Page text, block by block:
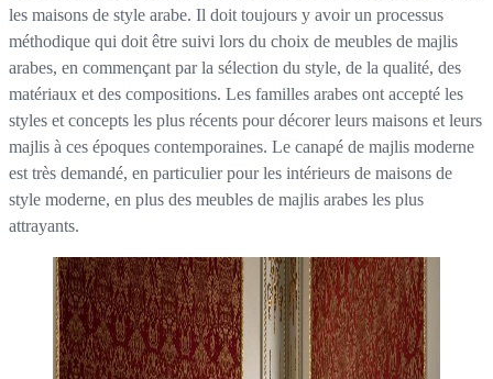
les maisons de style arabe. Il doit toujours y avoir un processus
méthodique qui doit être suivi lors du choix de meubles de majlis
arabes, en commençant par la sélection du style, de la qualité, des
matériaux et des compositions. Les familles arabes ont accepté les
styles et concepts les plus récents pour décorer leurs maisons et leurs
majlis à ces époques contemporaines. Le canapé de majlis moderne
est très demandé, en particulier pour les intérieurs de maisons de
style moderne, en plus des meubles de majlis arabes les plus
attrayants.